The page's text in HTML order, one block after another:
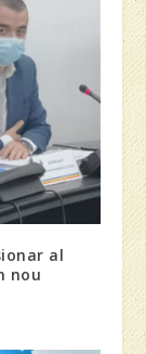
al
nou